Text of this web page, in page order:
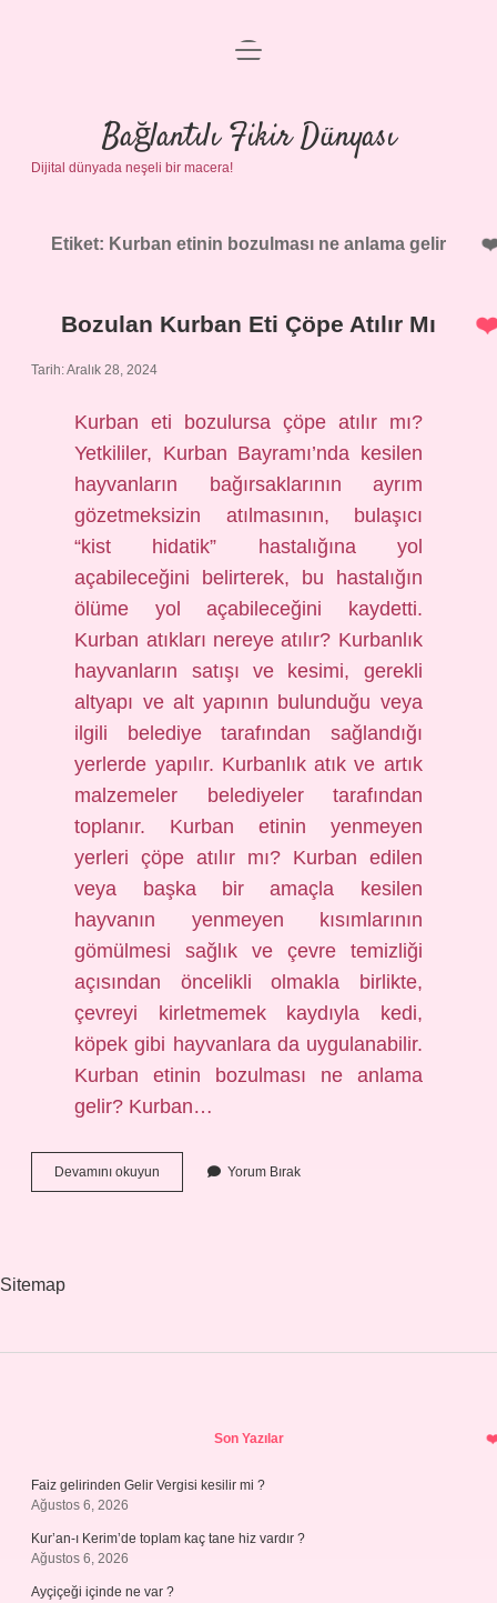
Anasayfa
Gizlilik Politikası
Yasal Uyarı
menüyü
Bağlantılı Fikir Dünyası
Dijital dünyada neşeli bir macera!
Etiket: Kurban etinin bozulması ne anlama gelir
Bozulan Kurban Eti Çöpe Atılır Mı
Tarih: Aralık 28, 2024
Kurban eti bozulursa çöpe atılır mı?
Yetkililer, Kurban Bayramı’nda kesilen
hayvanların bağırsaklarının ayrım
gözetmeksizin atılmasının, bulaşıcı
“kist hidatik” hastalığına yol
açabileceğini belirterek, bu hastalığın
ölüme yol açabileceğini kaydetti.
Kurban atıkları nereye atılır? Kurbanlık
hayvanların satışı ve kesimi, gerekli
altyapı ve alt yapının bulunduğu veya
ilgili belediye tarafından sağlandığı
yerlerde yapılır. Kurbanlık atık ve artık
malzemeler belediyeler tarafından
toplanır. Kurban etinin yenmeyen
yerleri çöpe atılır mı? Kurban edilen
veya başka bir amaçla kesilen
hayvanın yenmeyen kısımlarının
gömülmesi sağlık ve çevre temizliği
açısından öncelikli olmakla birlikte,
çevreyi kirletmemek kaydıyla kedi,
köpek gibi hayvanlara da uygulanabilir.
Kurban etinin bozulması ne anlama
gelir? Kurban…
Devamını okuyun Bozulan
Kurban
Yorum Bırak
Sitemap
Son Yazılar
Faiz gelirinden Gelir Vergisi kesilir mi ?
Ağustos 6, 2026
Kur’an-ı Kerim’de toplam kaç tane hiz vardır ?
Ağustos 6, 2026
Ayçiçeği içinde ne var ?